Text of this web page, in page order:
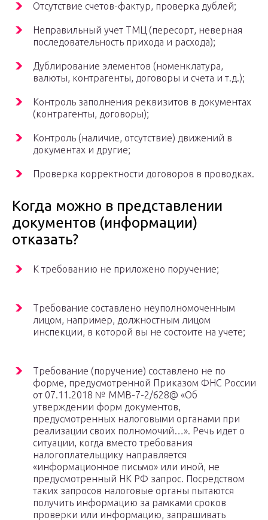
Отсутствие счетов-фактур, проверка дублей;
Неправильный учет ТМЦ (пересорт, неверная
последовательность прихода и расхода);
Дублирование элементов (номенклатура,
валюты, контрагенты, договоры и счета и т.д.);
Контроль заполнения реквизитов в документах
(контрагенты, договоры);
Контроль (наличие, отсутствие) движений в
документах и другие;
Проверка корректности договоров в проводках.
Когда можно в представлении
документов (информации)
отказать?
К требованию не приложено поручение;
Требование составлено неуполномоченным
лицом, например, должностным лицом
инспекции, в которой вы не состоите на учете;
Требование (поручение) составлено не по
форме, предусмотренной Приказом ФНС России
от 07.11.2018 № ММВ-7-2/628@ «Об
утверждении форм документов,
предусмотренных налоговыми органами при
реализации своих полномочий…». Речь идет о
ситуации, когда вместо требования
налогоплательщику направляется
«информационное письмо» или иной, не
предусмотренный НК РФ запрос. Посредством
таких запросов налоговые органы пытаются
получить информацию за рамками сроков
проверки или информацию, запрашивать